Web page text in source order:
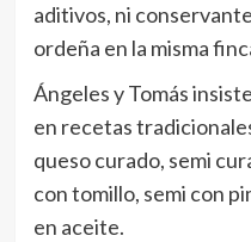
aditivos, ni
ordeña en la misma
Ángeles y Tomás
en recetas
queso curado, semi
con tomillo, semi con
en aceite.